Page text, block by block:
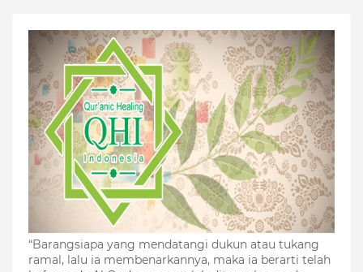
“Barangsiapa yang mendatangi dukun atau tukang
ramal, lalu ia membenarkannya, maka ia berarti telah